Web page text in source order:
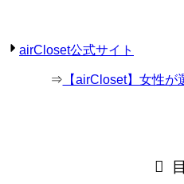
airCloset公式サイト
⇒ 【airCloset】女性が